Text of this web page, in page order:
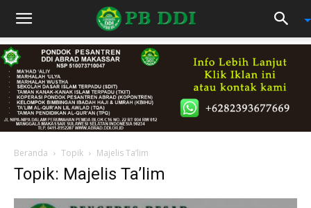
Beranda Topik Majelis Ta’lim
Topik: Majelis Ta’lim